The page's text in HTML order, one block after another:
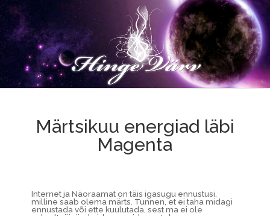
Märtsikuu energiad läbi
Magenta
Internet ja Näoraamat on täis igasugu ennustusi,
milline saab olema märts. Tunnen, et ei taha midagi
ennustada või ette kuulutada, sest ma ei ole